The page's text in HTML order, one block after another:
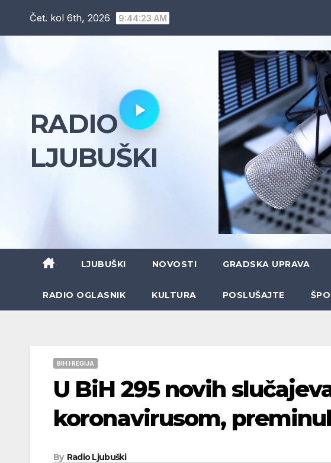
Čet. kol 6th, 2026 9:44:25 AM
RADIO
LJUBUŠKI
LJUBUŠKI NOVOSTI GRADSKA UPRAVA
RADIO OGLASNIK KULTURA POSLUŠAJTE
BIH I REGIJA
U BiH 295 novih
koronavirusom,
By Radio Ljubuški